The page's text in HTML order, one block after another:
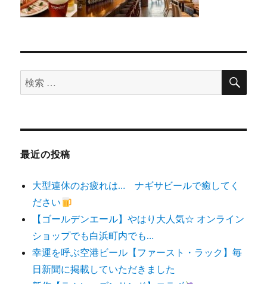
検
索
象:
検
最近の投稿
大型連休のお疲れは… ナギサビールで癒してく
ださい
【ゴールデンエール】やはり大人気☆ オンライン
ショップでも白浜町内でも…
幸運を呼ぶ空港ビール【ファースト・ラック】毎
日新聞に掲載していただきました